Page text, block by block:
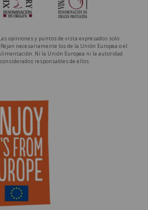
opiniones y puntos de vista expresados solo
necesariamente los de la Unión Europea o el
Ni la Unión Europea ni la autoridad
responsables de ellos.